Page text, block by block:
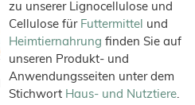
zu unserer Lignocellulose und
Cellulose für Futtermittel und
Heimtiernahrung finden Sie auf
unseren Produkt- und
Anwendungsseiten unter dem
Stichwort Haus- und Nutztiere.